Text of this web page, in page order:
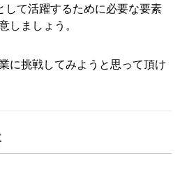
て活躍するために必要な要素
しましょう。
に挑戦してみようと思って頂け